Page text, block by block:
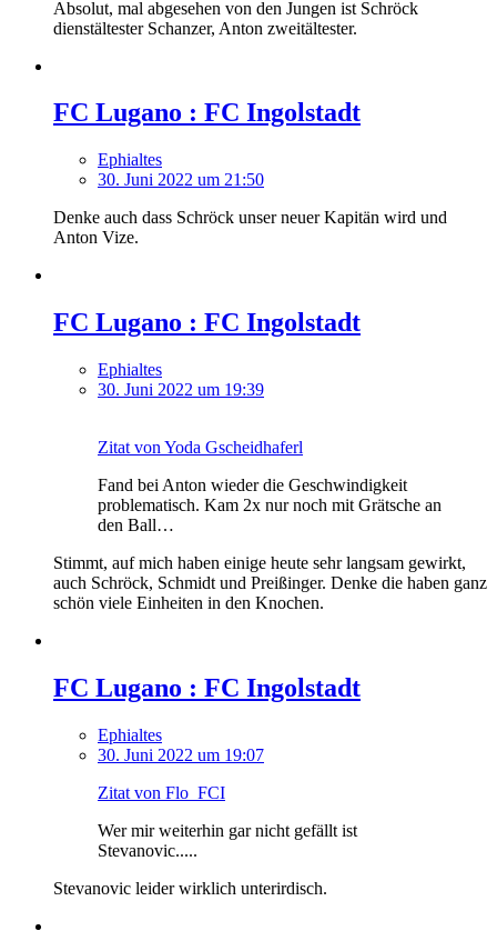
Absolut, mal abgesehen von den Jungen ist Schröck
dienstältester Schanzer, Anton zweitältester.
FC Lugano : FC Ingolstadt
Ephialtes
30. Juni 2022 um 21:50
Denke auch dass Schröck unser neuer Kapitän wird und
Anton Vize.
FC Lugano : FC Ingolstadt
Ephialtes
30. Juni 2022 um 19:39
Zitat von Yoda Gscheidhaferl
Fand bei Anton wieder die Geschwindigkeit
problematisch. Kam 2x nur noch mit Grätsche an
den Ball…
Stimmt, auf mich haben einige heute sehr langsam gewirkt,
auch Schröck, Schmidt und Preißinger. Denke die haben ganz
schön viele Einheiten in den Knochen.
FC Lugano : FC Ingolstadt
Ephialtes
30. Juni 2022 um 19:07
Zitat von Flo_FCI
Wer mir weiterhin gar nicht gefällt ist
Stevanovic.....
Stevanovic leider wirklich unterirdisch.